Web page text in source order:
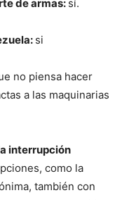
de armas: sí.
si
no piensa hacer
a las maquinarias
interrupción
como la
también con